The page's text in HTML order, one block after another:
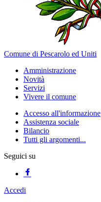
Comune di Pescarolo ed Uniti
Amministrazione
Novità
Servizi
Vivere il comune
Accesso all'informazione
Assistenza sociale
Bilancio
Tutti gli argomenti...
Seguici su
Accedi